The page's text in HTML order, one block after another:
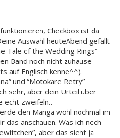
Checkbox ist da
Auswahl heuteAbend gefällt
Tale of the Wedding Rings”
Band noch nicht zuhause
auf Englisch kenne^^).
und “Motokare Retry”
sehr, aber dein Urteil über
echt zweifeln…
den Manga wohl nochmal im
das anschauen. Was ich noch
aber das sieht ja